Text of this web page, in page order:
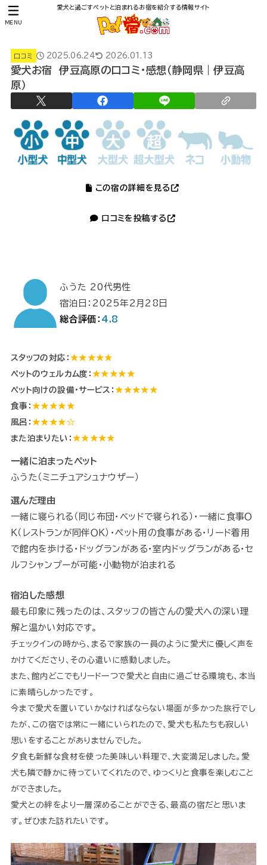
愛犬と過ごすペットと泊まれるお宿を紹介する情報サイト
MENU
口コミ 2025.06.24 2026.01.13
愛犬お宿 伊豆高原の口コミ・感想（静岡県｜伊豆高
原）
この宿の詳細を見る
口コミを投稿する
ふうた 20代男性
宿泊日：2025年2月28日
総合評価： 4.8
スタッフの対応： ★★★★★
ペットのウェルカム度：★★★★★
ペット向けの設備・サービス：★★★★★
食事：★★★★★
風呂：★★★★☆
また泊まりたい： ★★★★★
一緒に泊まったペット
ふうた（ミニチュアシュナウザー）
選んだ理由
一緒に寝られる（同じ布団・ベッドで寝られる）・一緒に食事Ｏ
Ｋ（レストランが同伴ＯＫ）・ペット用の食事がある・リード着用
で館内を歩ける・ドッグランがある・室内ドッグランがある・セ
ルフシャンプーが可能・小動物が泊まれる
宿泊した感想
最も印象に残ったのは、スタッフの皆さんの愛犬への深い理
解と温かい対応です。
チェックインの時から、まるで家族の一員のように愛犬に優しく声を
かけてくださり、その心遣いに感動しました。
また、館内どこでもリード一つで愛犬と自由に過ごせる環境も、本当
に素晴らしかったです。
今まで愛犬を置いていかなければならない場面が多かった旅行でし
たが、この宿では常に一緒にいられたので、愛犬も私たちも寂しい
思いをすることがありませんでした。
夕食も新鮮な食材を使った美味しい料理で、大変満足しました。愛
犬も隣で静かに待っていてくれたので、ゆっくりと食事を楽しむこと
ができました。
愛犬との絆をより一層深めることができる、最高の宿だと思いま
す。ぜひまた訪れたいです。